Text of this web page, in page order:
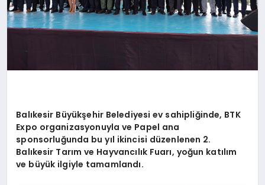
Balıkesir Büyükşehir Belediyesi ev sahipliğinde, BTK
Expo organizasyonuyla ve Papel ana
sponsorluğunda bu yıl ikincisi düzenlenen 2.
Balıkesir Tarım ve Hayvancılık Fuarı, yoğun katılım
ve büyük ilgiyle tamamlandı.